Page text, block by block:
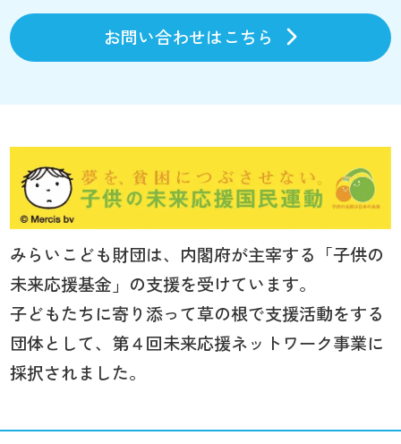
お問い合わせはこちら
みらいこども財団は、内閣府が主宰する「子供の
未来応援基金」の支援を受けています。
子どもたちに寄り添って草の根で支援活動をする
団体として、第４回未来応援ネットワーク事業に
採択されました。